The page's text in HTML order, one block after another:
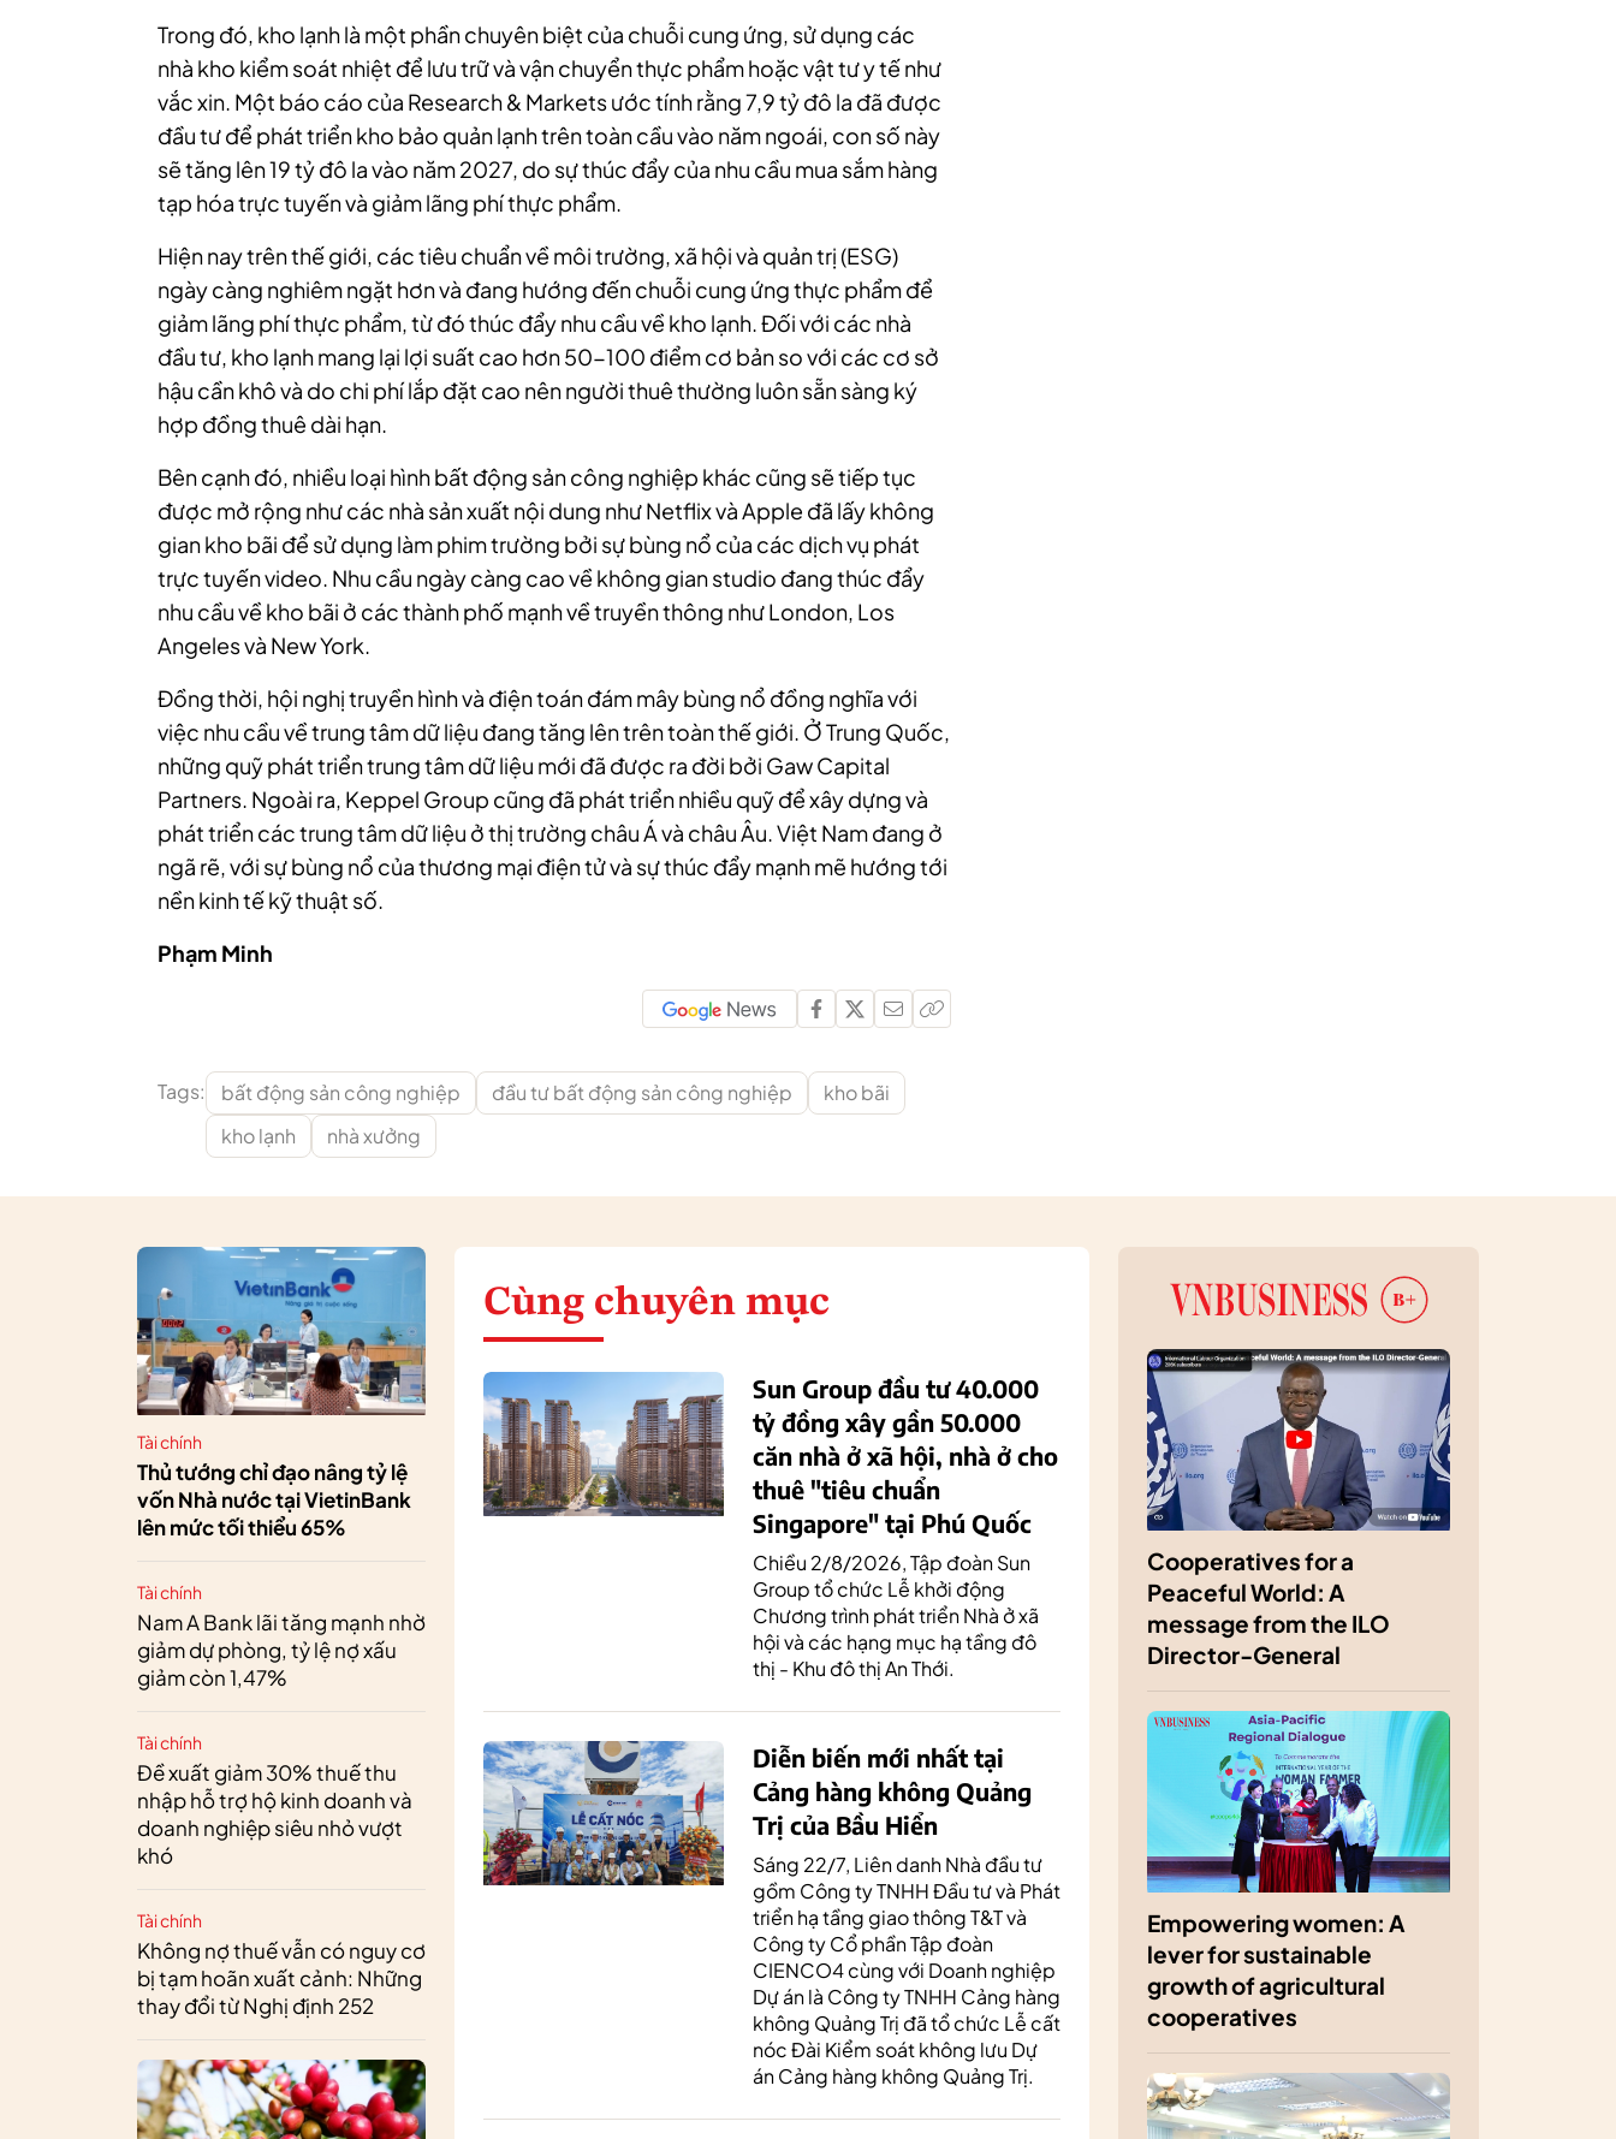
Trong đó, kho lạnh là một phần chuyên biệt của chuỗi cung ứng, sử dụng các
nhà kho kiểm soát nhiệt để lưu trữ và vận chuyển thực phẩm hoặc vật tư y tế như
vắc xin. Một báo cáo của Research & Markets ước tính rằng 7,9 tỷ đô la đã được
đầu tư để phát triển kho bảo quản lạnh trên toàn cầu vào năm ngoái, con số này
sẽ tăng lên 19 tỷ đô la vào năm 2027, do sự thúc đẩy của nhu cầu mua sắm hàng
tạp hóa trực tuyến và giảm lãng phí thực phẩm.
Hiện nay trên thế giới, các tiêu chuẩn về môi trường, xã hội và quản trị (ESG)
ngày càng nghiêm ngặt hơn và đang hướng đến chuỗi cung ứng thực phẩm để
giảm lãng phí thực phẩm, từ đó thúc đẩy nhu cầu về kho lạnh. Đối với các nhà
đầu tư, kho lạnh mang lại lợi suất cao hơn 50-100 điểm cơ bản so với các cơ sở
hậu cần khô và do chi phí lắp đặt cao nên người thuê thường luôn sẵn sàng ký
hợp đồng thuê dài hạn.
Bên cạnh đó, nhiều loại hình bất động sản công nghiệp khác cũng sẽ tiếp tục
được mở rộng như các nhà sản xuất nội dung như Netflix và Apple đã lấy không
gian kho bãi để sử dụng làm phim trường bởi sự bùng nổ của các dịch vụ phát
trực tuyến video. Nhu cầu ngày càng cao về không gian studio đang thúc đẩy
nhu cầu về kho bãi ở các thành phố mạnh về truyền thông như London, Los
Angeles và New York.
Đồng thời, hội nghị truyền hình và điện toán đám mây bùng nổ đồng nghĩa với
việc nhu cầu về trung tâm dữ liệu đang tăng lên trên toàn thế giới. Ở Trung Quốc,
những quỹ phát triển trung tâm dữ liệu mới đã được ra đời bởi Gaw Capital
Partners. Ngoài ra, Keppel Group cũng đã phát triển nhiều quỹ để xây dựng và
phát triển các trung tâm dữ liệu ở thị trường châu Á và châu Âu. Việt Nam đang ở
ngã rẽ, với sự bùng nổ của thương mại điện tử và sự thúc đẩy mạnh mẽ hướng tới
nền kinh tế kỹ thuật số.
Phạm Minh
Tags: bất động sản công nghiệp đầu tư bất động sản công nghiệp
kho bãi
kho lạnh
nhà xưởng
Tài chính
Thủ tướng chỉ đạo nâng tỷ lệ
vốn Nhà nước tại VietinBank
lên mức tối thiểu 65%
Tài chính
Nam A Bank lãi tăng mạnh nhờ
giảm dự phòng, tỷ lệ nợ xấu
giảm còn 1,47%
Tài chính
Đề xuất giảm 30% thuế thu
nhập hỗ trợ hộ kinh doanh và
doanh nghiệp siêu nhỏ vượt
khó
Tài chính
Không nợ thuế vẫn có nguy cơ
bị tạm hoãn xuất cảnh: Những
thay đổi từ Nghị định 252
Cùng chuyên mục
Sun Group đầu tư 40.000
tỷ đồng xây gần 50.000
căn nhà ở xã hội, nhà ở cho
thuê "tiêu chuẩn
Singapore" tại Phú Quốc
Chiều 2/8/2026, Tập đoàn Sun
Group tổ chức Lễ khởi động
Chương trình phát triển Nhà ở xã
hội và các hạng mục hạ tầng đô
thị - Khu đô thị An Thới.
Diễn biến mới nhất tại
Cảng hàng không Quảng
Trị của Bầu Hiển
Sáng 22/7, Liên danh Nhà đầu tư
gồm Công ty TNHH Đầu tư và Phát
triển hạ tầng giao thông T&T và
Công ty Cổ phần Tập đoàn
CIENCO4 cùng với Doanh nghiệp
Dự án là Công ty TNHH Cảng hàng
không Quảng Trị đã tổ chức Lễ cất
nóc Đài Kiểm soát không lưu Dự
án Cảng hàng không Quảng Trị.
Cooperatives for a
Peaceful World: A
message from the ILO
Director-General
Empowering women: A
lever for sustainable
growth of agricultural
cooperatives